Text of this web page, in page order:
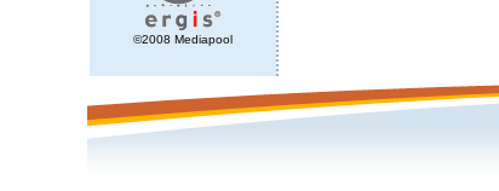
©2008 Mediapool